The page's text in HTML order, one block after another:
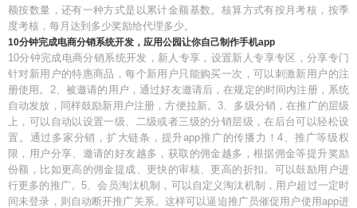
额按数量，还有一种方式是以累计金额基数。核算方式有按月考核，按季
度考核，每月达到多少奖励给代理多少。
10分钟完成电商分销系统开发，应用公园让你自己制作手机app
10分钟完成电商分销系统开发，新人专享，设置新人专享专区，分享专门
针对新用户的特惠商品，每个新用户只能购买一次，可以刺激新用户的注
册使用。2、被邀请的用户，通过好友邀请后，在规定的时间内注册，系统
自动发放，同样鼓励新用户注册，方便拉新。3、多级分销，在推广的层级
上，可以自动以设置一级、二级或者三级的分销层级，在后台可以轻松设
置。通过多家分销，扩大链条，提升app推广的传播力！4、推广等级权
限，用户分享、邀请的好友越多，获取的佣金越多，根据佣金等提升奖励
份额，比如更高的佣金提成、更快的审核、更高的折扣。可以鼓励用户进
行更多的推广。5、会员淘汰机制，可以自定义淘汰机制，用户超过一定时
间未登录，则自动断开推广关系。这样可以逼迫推广员催促用户使用app进